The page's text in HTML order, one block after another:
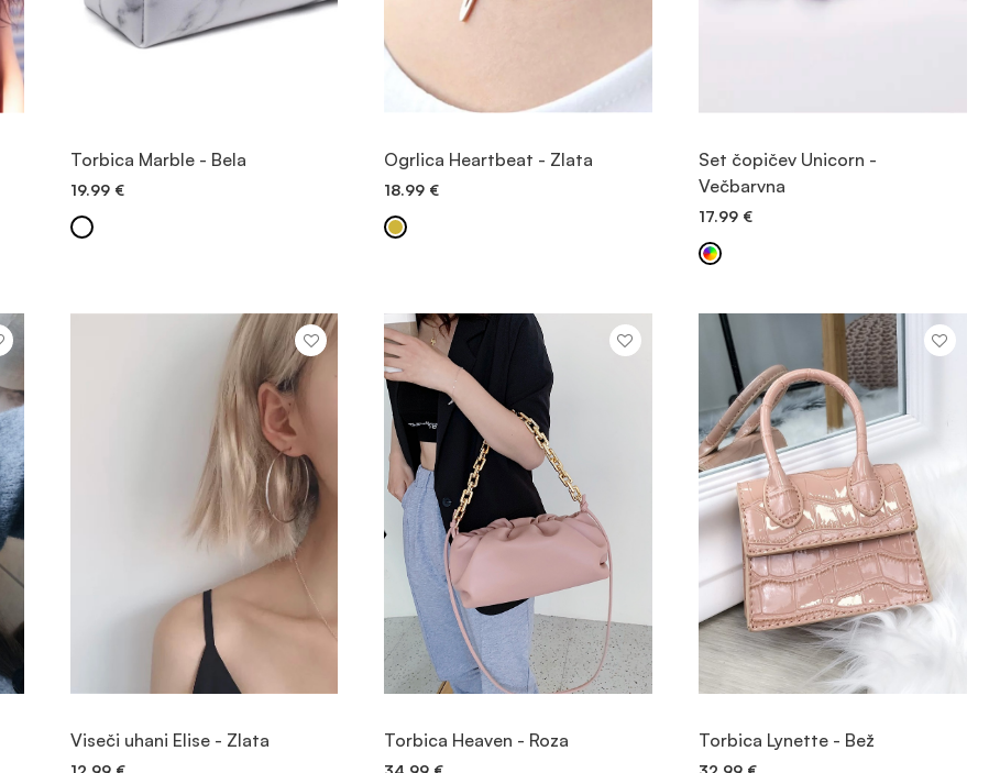
OGLED
Torbica Marble - Bela
19.99 €
OGLED
Ogrlica Heartbeat - Zlata
18.99 €
OGLED
Set čopičev Unicorn -
Večbarvna
17.99 €
OGLED
Viseči uhani Elise - Zlata OGLED
Torbica Heaven - Roza OGLED
Torbica Lynette - Bež